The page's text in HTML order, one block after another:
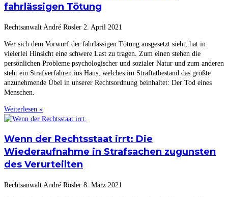
fahrlässigen Tötung
Rechtsanwalt André Rösler 2. April 2021
Wer sich dem Vorwurf der fahrlässigen Tötung ausgesetzt sieht, hat in
vielerlei Hinsicht eine schwere Last zu tragen. Zum einen stehen die
persönlichen Probleme psychologischer und sozialer Natur und zum anderen
steht ein Strafverfahren ins Haus, welches im Straftatbestand das größte
anzunehmende Übel in unserer Rechtsordnung beinhaltet: Der Tod eines
Menschen.
Weiterlesen »
Wenn der Rechtsstaat irrt: Die
Wiederaufnahme in Strafsachen zugunsten
des Verurteilten
Rechtsanwalt André Rösler 8. März 2021